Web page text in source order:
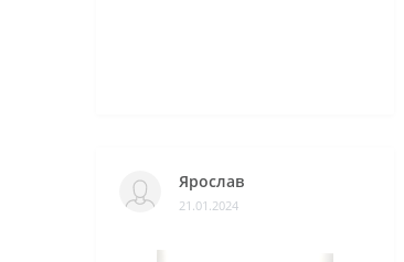
Ярослав
21.01.2024